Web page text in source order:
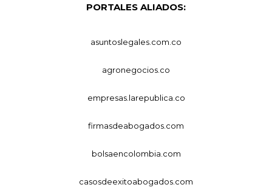
PORTALES ALIADOS:
asuntoslegales.com.co
agronegocios.co
empresas.larepublica.co
firmasdeabogados.com
bolsaencolombia.com
casosdeexitoabogados.com